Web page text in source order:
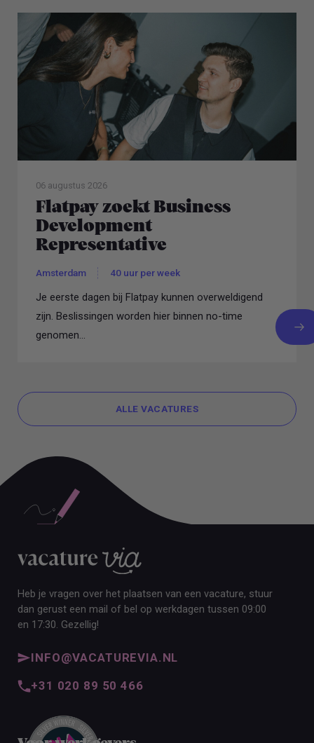
06 augustus 2026
Flatpay zoekt Business
Development
Representative
Amsterdam 40 uur per week
Je eerste dagen bij Flatpay kunnen overweldigend
zijn. Beslissingen worden hier binnen no-time
genomen...
ALLE VACATURES
Heb je vragen over het plaatsen van een vacature, stuur
dan gerust een mail of bel op werkdagen tussen 09:00
en 17:30. Gezellig!
INFO@VACATUREVIA.NL
+31 020 89 50 466